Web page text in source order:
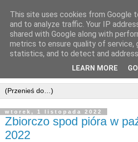
wtorek, 1 listopada 2022
Zbiorczo spod pióra w
2022
This site uses cookies from Google
and to analyze traffic. Your IP
shared with Google along with
metrics to ensure quality of service,
statistics, and to detect and
LEARN MORE